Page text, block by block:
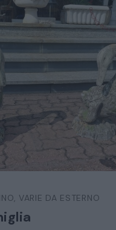
, VARIE DA ESTERNO